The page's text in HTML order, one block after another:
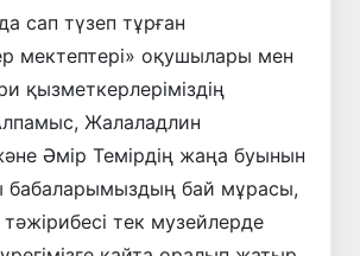
сап түзеп тұрған
мектептері» оқушылары мен
қызметкерлеріміздің
Жалаладлин
Әмір Темірдің жаңа буынын
бабаларымыздың бай мұрасы,
тек музейлерде